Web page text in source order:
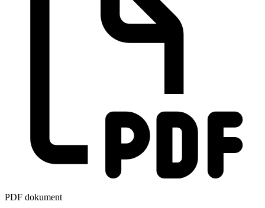
PDF dokument